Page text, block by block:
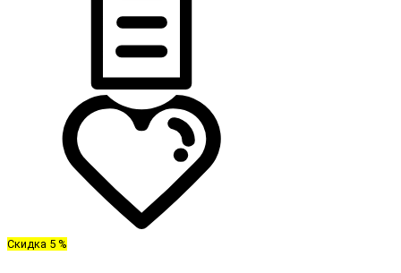
Скидка 5 %